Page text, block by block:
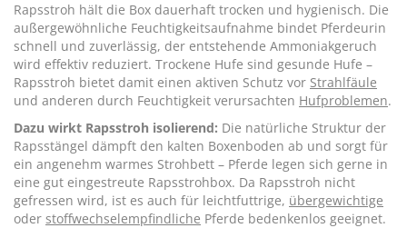
Rapsstroh hält die Box dauerhaft trocken und hygienisch. Die
außergewöhnliche Feuchtigkeitsaufnahme bindet Pferdeurin
schnell und zuverlässig, der entstehende Ammoniakgeruch
wird effektiv reduziert. Trockene Hufe sind gesunde Hufe –
Rapsstroh bietet damit einen aktiven Schutz vor Strahlfäule
und anderen durch Feuchtigkeit verursachten Hufproblemen.
Dazu wirkt Rapsstroh isolierend: Die natürliche Struktur der
Rapsstängel dämpft den kalten Boxenboden ab und sorgt für
ein angenehm warmes Strohbett – Pferde legen sich gerne in
eine gut eingestreute Rapsstrohbox. Da Rapsstroh nicht
gefressen wird, ist es auch für leichtfuttrige, übergewichtige
oder stoffwechselempfindliche Pferde bedenkenlos geeignet.